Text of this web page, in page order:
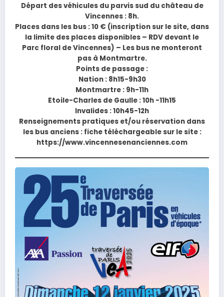
Départ des véhicules du parvis sud du château de
Vincennes : 8h.
Places dans les bus : 10 € (inscription sur le site, dans
la limite des places disponibles – RDV devant le
Parc floral de Vincennes) – Les bus ne monteront
pas à Montmartre.
Points de passage :
Nation : 8h15-9h30
Montmartre : 9h-11h
Etoile-Charles de Gaulle : 10h -11h15
Invalides : 10h45-12h
Renseignements pratiques et/ou réservation dans
les bus anciens : fiche téléchargeable sur le site :
https://www.vincennesenanciennes.com